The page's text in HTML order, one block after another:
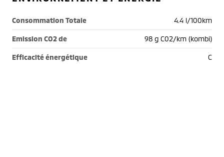
Consommation Totale 4.4 l/100km
Emission CO2 de 98 g C02/km (kombi)
Efficacité énergétique C